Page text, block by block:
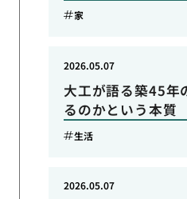
家
大工が語る築45年
るのかという本質
2026.05.07
生活
2026.05.07